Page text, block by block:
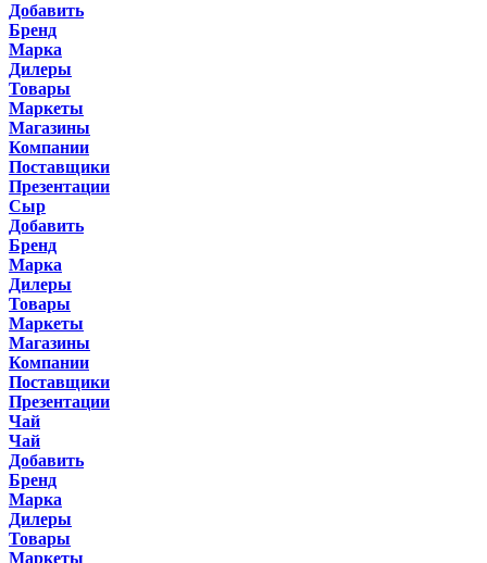
Добавить
Бренд
Марка
Дилеры
Товары
Маркеты
Магазины
Компании
Поставщики
Презентации
Сыр
Добавить
Бренд
Марка
Дилеры
Товары
Маркеты
Магазины
Компании
Поставщики
Презентации
Чай
Чай
Добавить
Бренд
Марка
Дилеры
Товары
Маркеты